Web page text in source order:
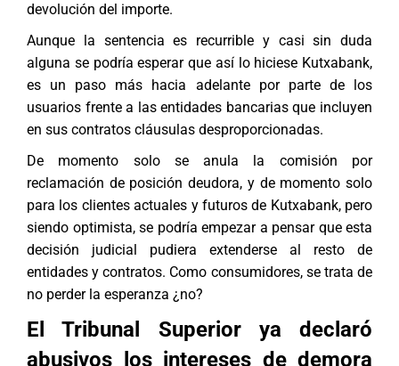
devolución del importe.
Aunque la sentencia es recurrible y casi sin duda
alguna se podría esperar que así lo hiciese Kutxabank,
es un paso más hacia adelante por parte de los
usuarios frente a las entidades bancarias que incluyen
en sus contratos cláusulas desproporcionadas.
De momento solo se anula la comisión por
reclamación de posición deudora, y de momento solo
para los clientes actuales y futuros de Kutxabank, pero
siendo optimista, se podría empezar a pensar que esta
decisión judicial pudiera extenderse al resto de
entidades y contratos. Como consumidores, se trata de
no perder la esperanza ¿no?
El Tribunal Superior ya declaró
abusivos los intereses de demora